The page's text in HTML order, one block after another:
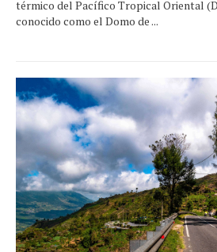
térmico del Pacífico Tropical Oriental
conocido como el Domo de ...